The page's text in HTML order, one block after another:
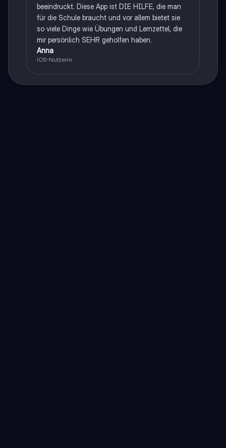
beeindruckt. Diese App ist DIE HILFE, die man
für die Schule braucht und vor allem bietet sie
so viele Dinge wie Übungen und Lernzettel, die
mir persönlich SEHR geholfen haben.
Anna
iOS-Nutzerin